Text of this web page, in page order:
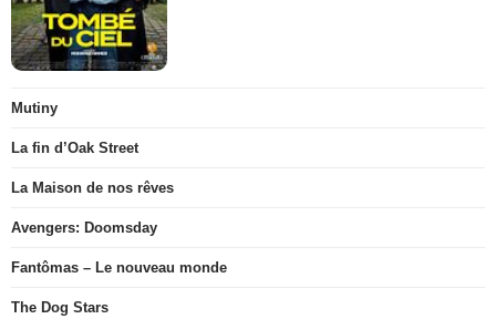
Mutiny
La fin d’Oak Street
La Maison de nos rêves
Avengers: Doomsday
Fantômas – Le nouveau monde
The Dog Stars